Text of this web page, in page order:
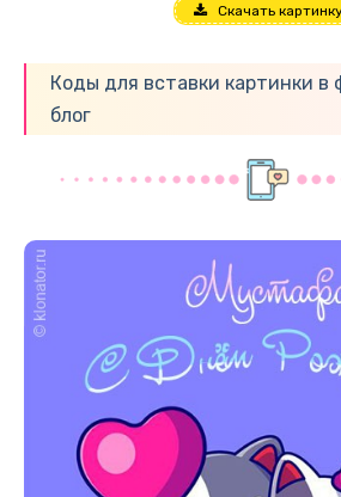
Скачать
Коды для вставки картинки в
блог